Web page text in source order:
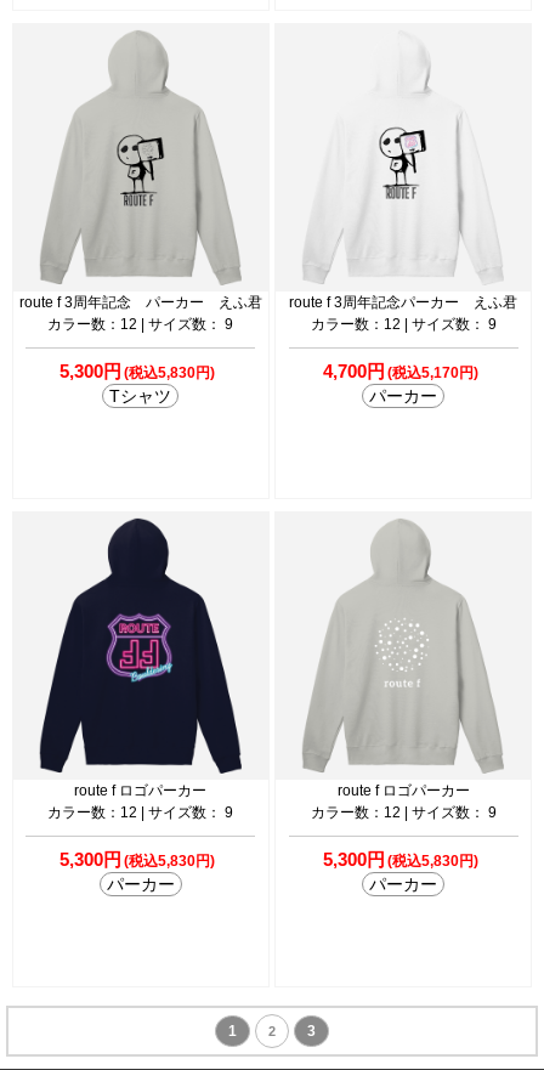
route f 3周年記念 パーカー えふ君
カラー数：12 | サイズ数： 9
5,300円 (税込5,830円)
Tシャツ
route f 3周年記念パーカー えふ君
カラー数：12 | サイズ数： 9
4,700円 (税込5,170円)
パーカー
route f ロゴパーカー
カラー数：12 | サイズ数： 9
5,300円 (税込5,830円)
パーカー
route f ロゴパーカー
カラー数：12 | サイズ数： 9
5,300円 (税込5,830円)
パーカー
1 2 3